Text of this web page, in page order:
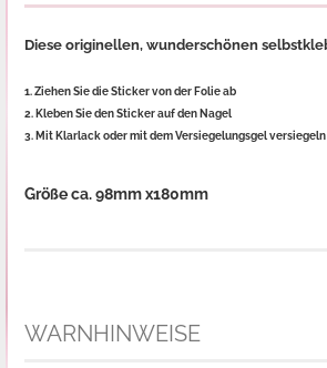
Diese originellen, wunderschönen
1. Ziehen Sie die Sticker von der Folie ab
2. Kleben Sie den Sticker auf den Nagel
3. Mit Klarlack oder mit dem Versiegelungsgel versiegeln
Größe ca. 98mm x180mm
WARNHINWEISE